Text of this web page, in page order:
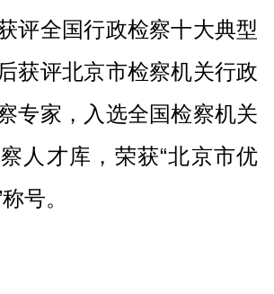
评全国行政检察十大典型
获评北京市检察机关行政
专家，入选全国检察机关
人才库，荣获“北京市优
号。